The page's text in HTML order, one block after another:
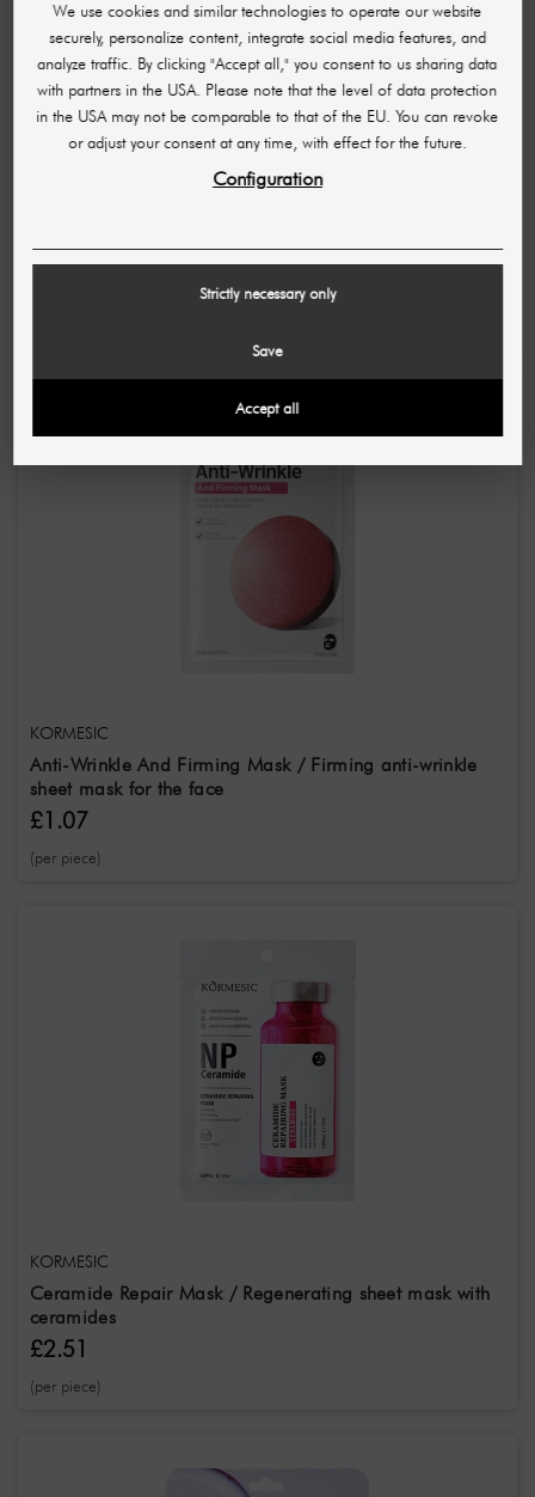
hyaluronic acid sheet mask
KORMESIC
Anti-Wrinkle And Firming Mask / Firming anti-wrinkle
sheet mask for the face
£1.07
(per piece)
KORMESIC
Ceramide Repair Mask / Regenerating sheet mask with
ceramides
£2.51
(per piece)
We use cookies and similar technologies to operate our website
securely, personalize content, integrate social media features, and
analyze traffic. By clicking "Accept all," you consent to us sharing data
with partners in the USA. Please note that the level of data protection
in the USA may not be comparable to that of the EU. You can revoke
or adjust your consent at any time, with effect for the future.
Configuration
Strictly necessary only
Save
Accept all